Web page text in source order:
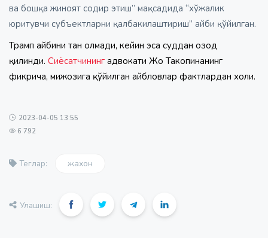
ва бошқа жиноят содир этиш” мақсадида “хўжалик
юритувчи субъектларни қалбакилаштириш” айби қўйилган.
Трамп айбини тан олмади, кейин эса суддан озод
қилинди. Сиёсатчининг адвокати Жо Такопинанинг
фикрича, мижозига қўйилган айбловлар фактлардан холи.
2023-04-05 13:55
6 792
Теглар: жахон
Улашиш: